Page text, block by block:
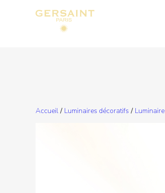
Accueil/ Luminaires décoratifs /